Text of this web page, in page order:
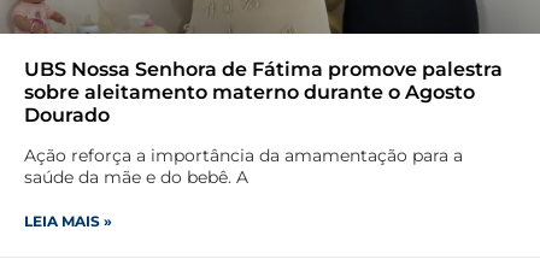
UBS Nossa Senhora de Fátima promove palestra
sobre aleitamento materno durante o Agosto
Dourado
Ação reforça a importância da amamentação para a
saúde da mãe e do bebê. A
LEIA MAIS »